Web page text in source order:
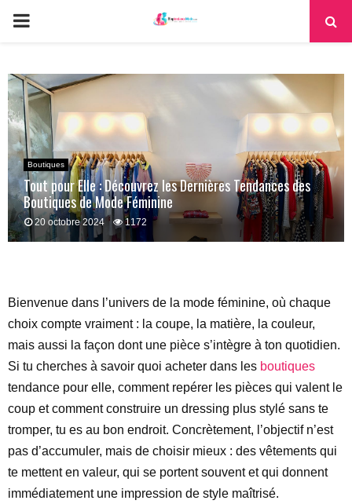
PRIMARY
Boutiques
Tout pour Elle : Découvrez les Dernières Tendances des
Boutiques de Mode Féminine
20 octobre 2024 1172
Bienvenue dans l’univers de la mode féminine, où chaque
choix compte vraiment : la coupe, la matière, la couleur,
mais aussi la façon dont une pièce s’intègre à ton quotidien.
Si tu cherches à savoir quoi acheter dans les boutiques
tendance pour elle, comment repérer les pièces qui valent le
coup et comment construire un dressing plus stylé sans te
tromper, tu es au bon endroit. Concrètement, l’objectif n’est
pas d’accumuler, mais de choisir mieux : des vêtements qui
te mettent en valeur, qui se portent souvent et qui donnent
immédiatement une impression de style maîtrisé.